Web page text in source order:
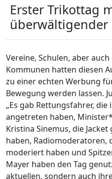
Erster Trikottag
überwältigender
Vereine, Schulen, aber
Kommunen hatten diesen
zu einer echten Werbung
Bewegung werden lassen.
„Es gab Rettungsfahrer,
angetreten haben,
Kristina Sinemus, die
haben, Radiomoderatoren,
moderiert haben und
Mayer haben den Tag
aktuellen, sondern auch